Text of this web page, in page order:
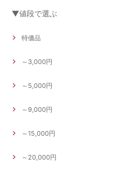
▼値段で選ぶ
特価品
～3,000円
～5,000円
～9,000円
～15,000円
～20,000円